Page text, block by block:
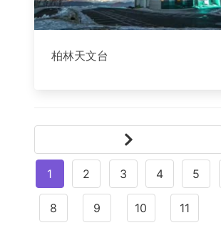
柏林天文台
1 2 3 4 5
8 9 10 11